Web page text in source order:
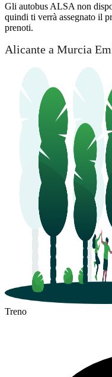
Gli autobus ALSA non
quindi ti verrà assegnato il
prenoti.
Alicante a Murcia
Treno